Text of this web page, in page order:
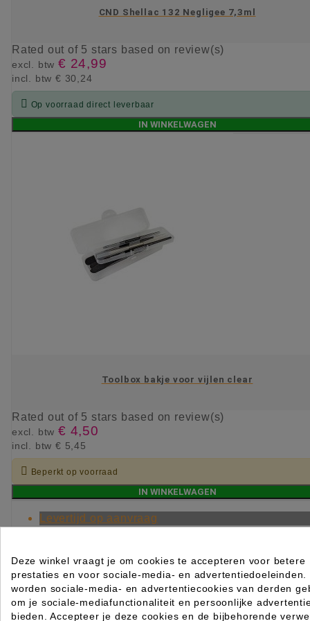
CND Shellac 132 Negligee 7,3ml
Rated out of 5 stars based on review(s)
excl. btw € 24,99
incl. btw € 30,24
 Op voorraad direct leverbaar
IN WINKELWAGEN
Toolbox bakje voor vijlen clear
Rated out of 5 stars based on review(s)
excl. btw € 4,50
incl. btw € 5,45
 Beperkt op voorraad
IN WINKELWAGEN
Levertijd op aanvraag
Deze winkel vraagt je om cookies te accepteren voor betere
prestaties en voor sociale-media- en advertentiedoeleinden.
worden sociale-media- en advertentiecookies van derden
om je sociale-mediafunctionaliteit en persoonlijke
bieden. Accepteer je deze cookies en de bijbehorende